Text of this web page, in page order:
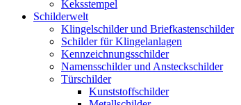
Keksstempel
Schilderwelt
Klingelschilder und Briefkastenschilder
Schilder für Klingelanlagen
Kennzeichnungsschilder
Namensschilder und Ansteckschilder
Türschilder
Kunststoffschilder